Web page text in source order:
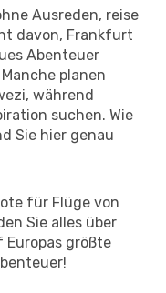
Ausreden, reise
davon, Frankfurt
Abenteuer
planen
während
suchen. Wie
Sie hier genau
für Flüge von
Sie alles über
Europas größte